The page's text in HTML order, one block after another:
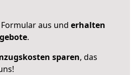
aus und erhalten
.
sparen, das